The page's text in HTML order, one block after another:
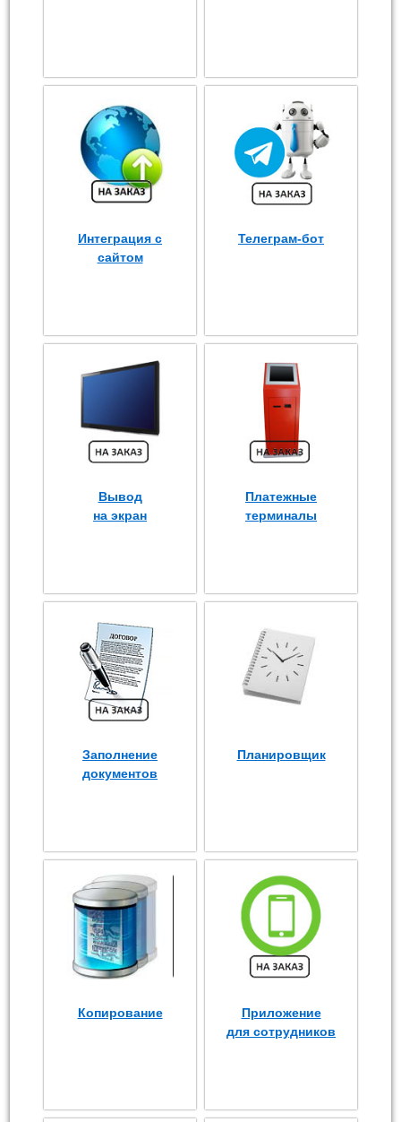
Интеграция с
сайтом
Телеграм-бот
Вывод
на экран
Платежные
терминалы
Заполнение
документов
Планировщик
Копирование
Приложение
для сотрудников